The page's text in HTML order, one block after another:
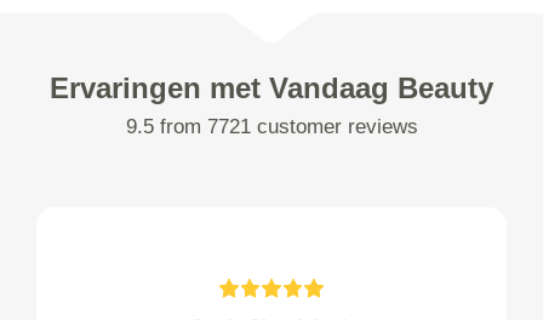
Ervaringen met Vandaag Beauty
9.5 from 7721 customer reviews